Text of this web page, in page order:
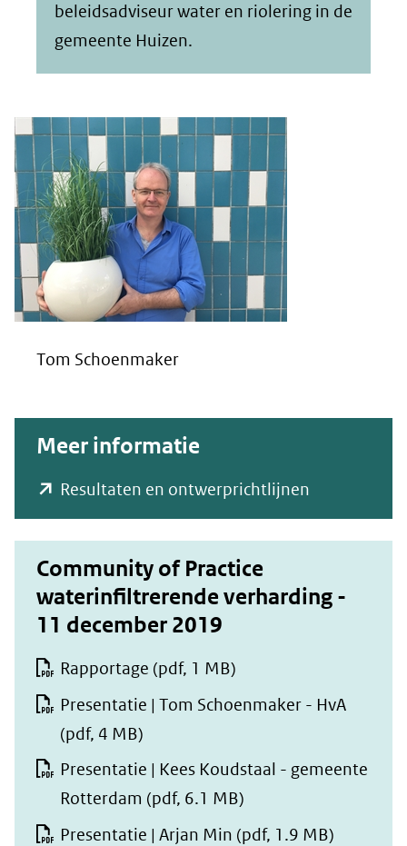
beleidsadviseur water en riolering in de
gemeente Huizen.
Tom Schoenmaker
Meer informatie
Resultaten en ontwerprichtlijnen
in
nieuw
(verwijst
Community of Practice
waterinfiltrerende verharding -
11 december 2019
Rapportage (pdf, 1 MB)
Presentatie | Tom Schoenmaker - HvA
(pdf, 4 MB)
Presentatie | Kees Koudstaal - gemeente
Rotterdam (pdf, 6.1 MB)
Presentatie | Arjan Min (pdf, 1.9 MB)